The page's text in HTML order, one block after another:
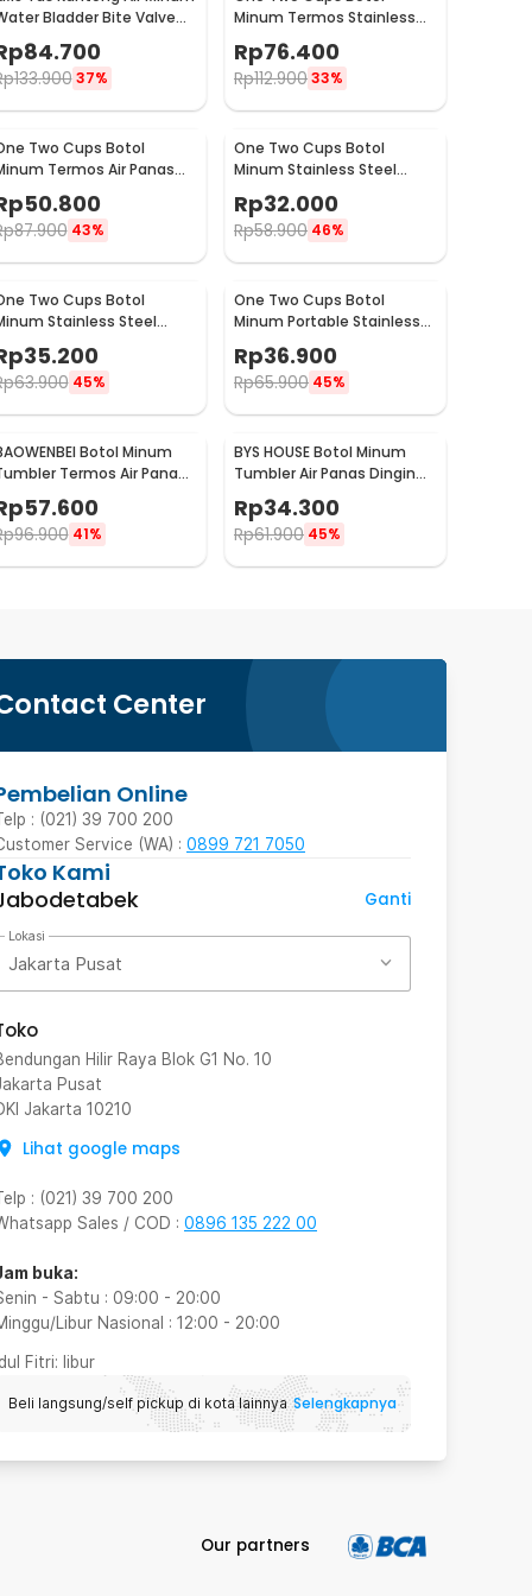
Bladder Bite Valve
Hydration Bag 3L - BL018
84.700
133.900 37%
Minum Termos Stainless
Steel BPA Free 400ml -
K623
Rp76.400
Rp112.90033%
Two Cups Botol
Termos Air Panas
Dingin with Cup Head
- SUS304
50.800
87.900 43%
One Two Cups Botol
Minum Stainless Steel
Portable with Carabiner
750ml - GBD
Rp32.000
Rp58.900 46%
Two Cups Botol
Stainless Steel
Water Bottle 300ml -
35.200
63.900 45%
One Two Cups Botol
Minum Portable Stainless
Steel 750ml - YM006
Rp36.900
Rp65.900 45%
Botol Minum
Termos Air Panas
Dingin Stainless 500ml -
57.600
96.900 41%
BYS HOUSE Botol Minum
Tumbler Air Panas Dingin
Stainless Steel 380ml -
TY204
Rp34.300
Rp61.900 45%
Center
Online
: (021) 39 700 200
Service (WA) : 0899 721 7050
Kami
Ganti
Lokasi
Jakarta Pusat
Hilir Raya Blok G1 No. 10
Pusat
Jakarta 10210
Lihat google maps
: (021) 39 700 200
Sales / COD : 0896 135 222 00
buka:
- Sabtu : 09:00 - 20:00
Libur Nasional : 12:00 - 20:00
Idul Fitri: libur
Beli langsung/self pickup di kota lainnya Selengkapnya
Our partners